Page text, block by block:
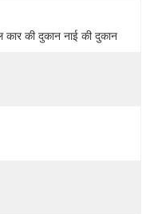
कार की दुकान नाई की दुकान